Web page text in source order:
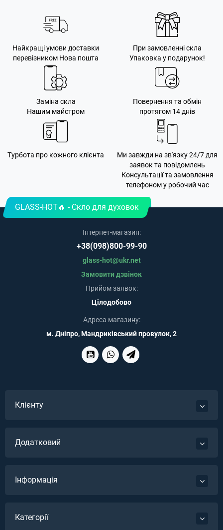
Найкращі умови доставки
перевізником Нова пошта
При замовленні скла
Упаковка у подарунок!
Заміна скла
Нашим майстром
Повернення та обмін
протягом 14 днів
Турбота про кожного клієнта
Ми завжди на зв'язку 24/7 для
заявок та повідомлень
Консультації та замовлення
телефоном у робочий час
GLASS-HOT🔥 - Скло для духовок
Інтернет-магазин:
+38(098)800-99-90
glass-hot@ukr.net
Замовити дзвінок
Прийом заявок:
Цілодобово
Адреса магазину:
м. Дніпро, Мандриківський провулок, 2
Клієнту
Додатковий
Інформація
Категорії